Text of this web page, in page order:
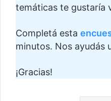
temáticas te gustaría
Completá esta
minutos. Nos ayudás
¡Gracias!